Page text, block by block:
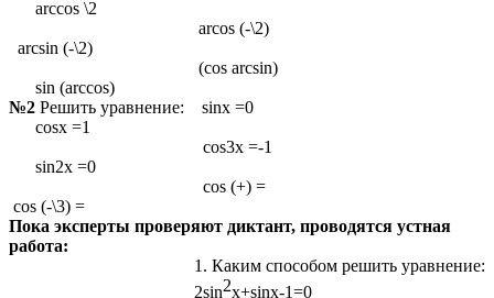
arccos \2
arcos (-\2)
arcsin (-\2)
(cos arcsin)
sin (arccos)
№2 Решить уравнение: sinx =0
cosx =1
cos3x =-1
sin2x =0
cos (+) =
cos (-\3) =
Пока эксперты проверяют диктант, проводятся устная
работа:
Каким способом решить уравнение:
2sin2x+sinx-1=0